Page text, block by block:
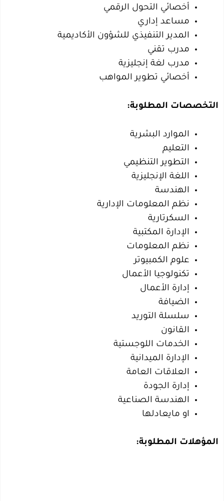
أخصائي التحول الرقمي
مساعد إداري
المدير التنفيذي للشؤون الأكاديمية
مدرب تقني
مدرب لغة إنجليزية
أخصائي تطوير المواهب
التخصصات المطلوبة:
الموارد البشرية
التعليم
التطوير التنظيمي
اللغة الإنجليزية
الهندسة
نظم المعلومات الإدارية
السكرتارية
الإدارة المكتبية
نظم المعلومات
علوم الكمبيوتر
تكنولوجيا الأعمال
إدارة الأعمال
الضيافة
سلسلة التوريد
القانون
الخدمات اللوجستية
الإدارة الميدانية
العلاقات العامة
إدارة الجودة
الهندسة الصناعية
او مايعادلها
المؤهلات المطلوبة: